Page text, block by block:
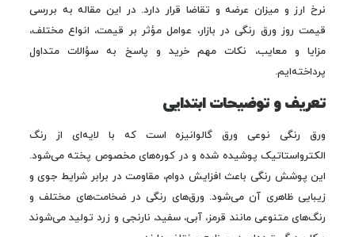
نرخ ارز و میزان عرضه و تقاضا قرار دارد. در این مقاله به بررسی
قیمت روز ورق رنگی در بازار، عوامل مؤثر بر قیمت، انواع مختلف،
مزایا و معایب، نکات مهم خرید و پاسخ به سؤالات متداول
پرداخته‌ایم.
تعریف و توضیحات ابتدایی
ورق رنگی نوعی ورق گالوانیزه است که با لایه‌ای از رنگ
الکترواستاتیک پوشیده شده و در کوره‌های مخصوص پخته می‌شود.
این پوشش رنگی باعث افزایش دوام، مقاومت در برابر شرایط جوی و
زیبایی ظاهری آن می‌شود. ورق‌های رنگی در ضخامت‌های مختلف و
رنگ‌های متنوعی مانند قرمز، آبی، سفید، نارنجی و زرد تولید می‌شوند